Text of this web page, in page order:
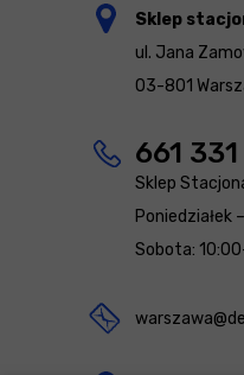
Sklep
ul. Jana
03-801
661
Sklep
Poniedziałek
Sobota: